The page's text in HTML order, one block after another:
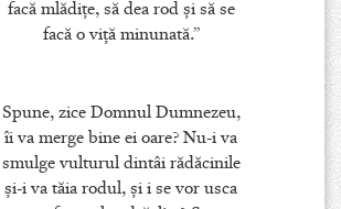
facă mlădiţe, să dea rod şi să se
facă o viţă minunată.”
Spune, zice Domnul Dumnezeu,
îi va merge bine ei oare? Nu-i va
smulge vulturul dintâi rădăcinile
şi-i va tăia rodul, şi i se vor usca